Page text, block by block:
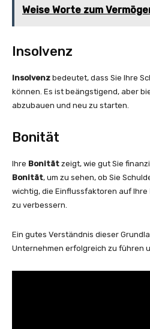
Weise Worte zum
Insolvenz
Insolvenz bedeutet, dass Sie Ihre
können. Es ist beängstigend, aber
abzubauen und neu zu starten.
Bonität
Ihre Bonität zeigt, wie gut Sie
Bonität, um zu sehen, ob Sie
wichtig, die Einflussfaktoren auf Ihre
zu verbessern.
Ein gutes Verständnis dieser
Unternehmen erfolgreich zu führen